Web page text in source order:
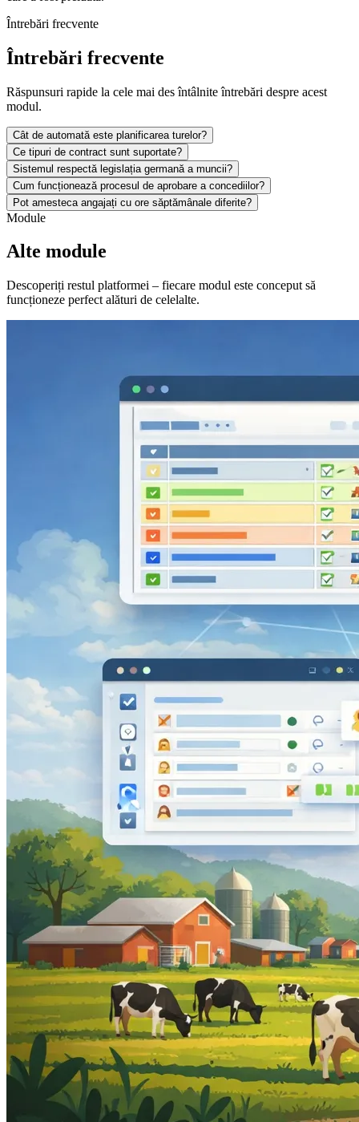
Întrebări frecvente
Întrebări frecvente
Răspunsuri rapide la cele mai des întâlnite întrebări despre acest
modul.
Cât de automată este planificarea turelor?
Ce tipuri de contract sunt suportate?
Sistemul respectă legislația germană a muncii?
Cum funcționează procesul de aprobare a concediilor?
Pot amesteca angajați cu ore săptămânale diferite?
Module
Alte module
Descoperiți restul platformei – fiecare modul este conceput să
funcționeze perfect alături de celelalte.